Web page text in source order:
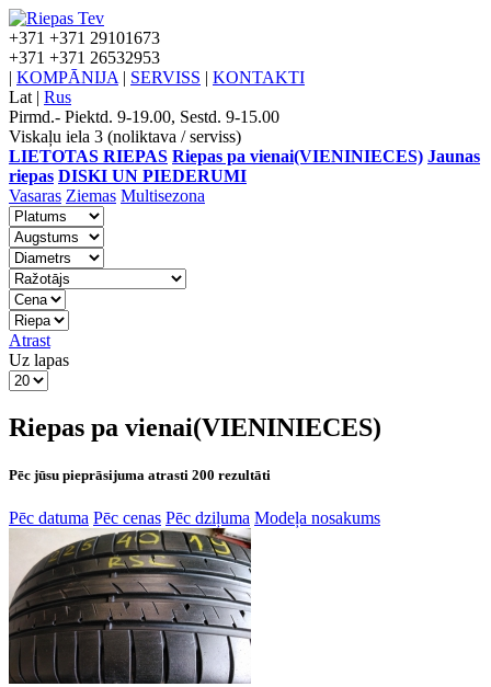
+371 +371 29101673
+371 +371 26532953
| KOMPĀNIJA | SERVISS | KONTAKTI
Lat | Rus
Pirmd.- Piektd. 9-19.00, Sestd. 9-15.00
Viskaļu iela 3 (noliktava / serviss)
LIETOTAS RIEPAS Riepas pa vienai(VIENINIECES) Jaunas
riepas DISKI UN PIEDERUMI
Vasaras Ziemas Multisezona
Atrast
Uz lapas
Riepas pa vienai(VIENINIECES)
Pēc jūsu pieprāsijuma atrasti 200 rezultāti
Pēc datuma Pēc cenas Pēc dziļuma Modeļa nosakums